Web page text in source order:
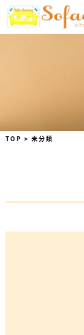
TOPICS
お問合せ
TOP > 未分類